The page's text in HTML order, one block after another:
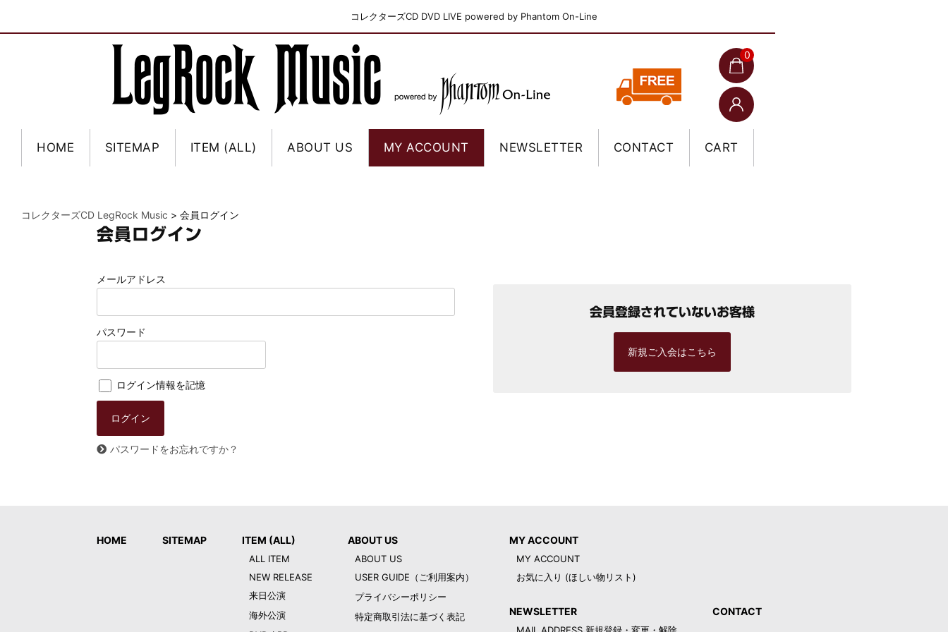
コレクターズCD DVD LIVE powered by Phantom On-Line
0
HOME SITEMAP ITEM (ALL) ABOUT US MY ACCOUNT NEWSLETTER CONTACT CART
コレクターズCD LegRock Music > 会員ログイン
会員ログイン
メールアドレス
パスワード
ログイン情報を記憶
パスワードをお忘れですか？
会員登録されていないお客様
新規ご入会はこちら
HOME SITEMAP ITEM (ALL)
ALL ITEM
NEW RELEASE
来日公演
海外公演
ABOUT US
ABOUT US
USER GUIDE（ご利用案内）
プライバシーポリシー
特定商取引法に基づく表記
MY ACCOUNT
MY ACCOUNT
お気に入り (ほしい物リスト)
NEWSLETTER CONTACT